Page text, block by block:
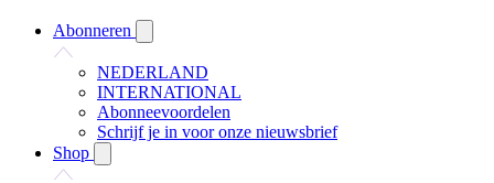
Abonneren
NEDERLAND
INTERNATIONAL
Abonneevoordelen
Schrijf je in voor onze nieuwsbrief
Shop